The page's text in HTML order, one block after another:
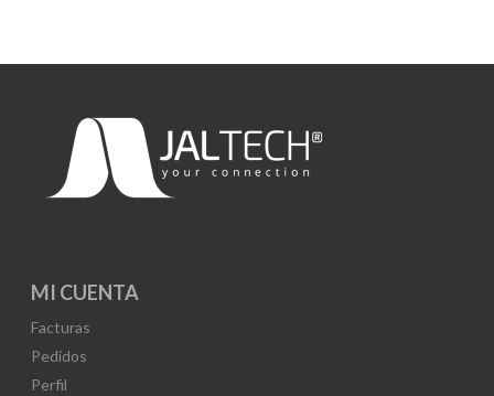
MI CUENTA
Facturas
Pedidos
Perfil